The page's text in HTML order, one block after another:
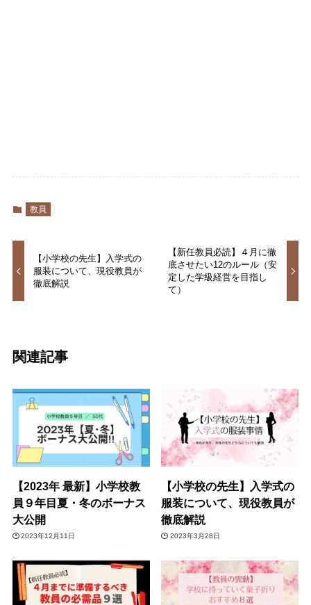
教員
【小学校の先生】入学式の
服装について、現役教員が
徹底解説
【新任教員必読】４月に徹
底させたい12のルール（安
定した学級経営を目指し
て）
関連記事
【2023年 最新】小学校教
員９年目夏・冬のボーナス
大公開
2023年12月11日
【小学校の先生】入学式の
服装について、現役教員が
徹底解説
2023年3月28日